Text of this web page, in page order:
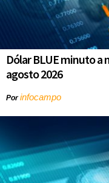
Dólar BLUE minuto a
agosto 2026
Porinfocampo